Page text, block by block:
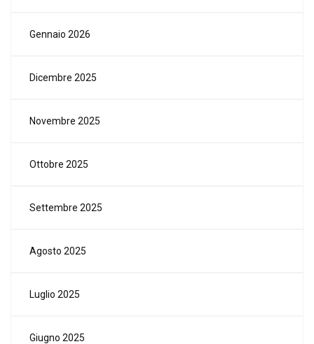
Gennaio 2026
Dicembre 2025
Novembre 2025
Ottobre 2025
Settembre 2025
Agosto 2025
Luglio 2025
Giugno 2025